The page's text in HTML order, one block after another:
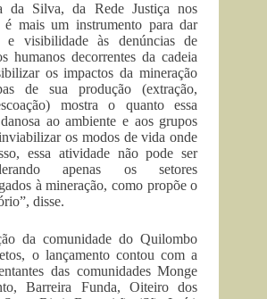
da Silva, da Rede Justiça nos
mais um instrumento para dar
e visibilidade às denúncias de
humanos decorrentes da cadeia
os impactos da mineração
de sua produção (extração,
mostra o quanto essa
ao ambiente e aos grupos
os modos de vida onde
essa atividade não pode ser
apenas os setores
à mineração, como propõe o
disse.
da comunidade do Quilombo
o lançamento contou com a
das comunidades Monge
Barreira Funda, Oiteiro dos